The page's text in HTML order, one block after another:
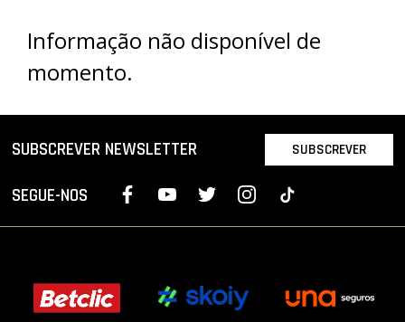
Informação não disponível de
momento.
SUBSCREVER NEWSLETTER SUBSCREVER
SEGUE-NOS